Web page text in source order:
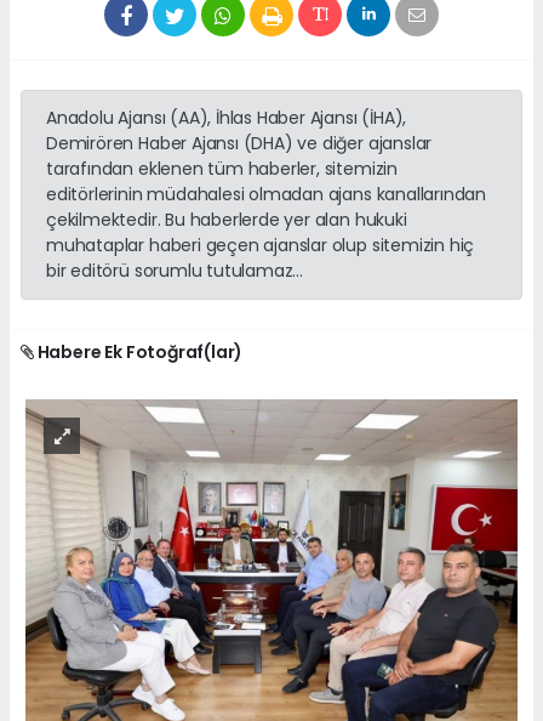
Anadolu Ajansı (AA), İhlas Haber Ajansı (İHA),
Demirören Haber Ajansı (DHA) ve diğer ajanslar
tarafından eklenen tüm haberler, sitemizin
editörlerinin müdahalesi olmadan ajans kanallarından
çekilmektedir. Bu haberlerde yer alan hukuki
muhataplar haberi geçen ajanslar olup sitemizin hiç
bir editörü sorumlu tutulamaz...
Habere Ek Fotoğraf(lar)